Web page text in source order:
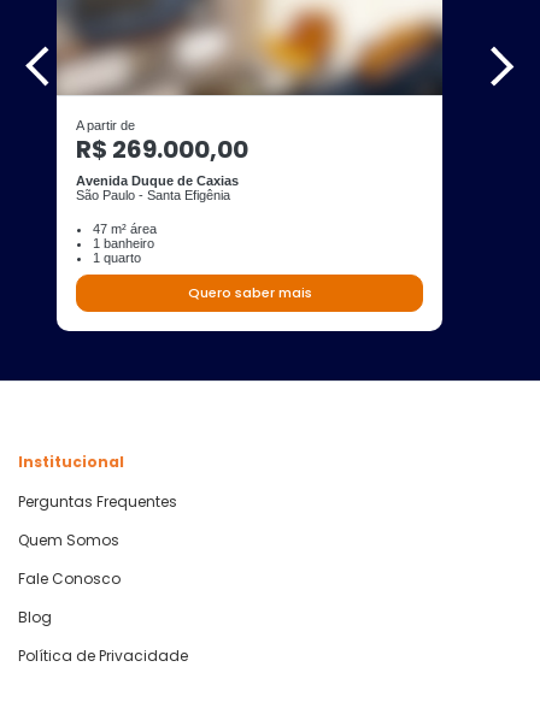
A partir de
R$ 269.000,00
Avenida Duque de Caxias
São Paulo - Santa Efigênia
47 m² área
1 banheiro
1 quarto
Quero saber mais
Institucional
Perguntas Frequentes
Quem Somos
Fale Conosco
Blog
Política de Privacidade